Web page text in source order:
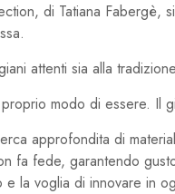
di Tatiana
attenti sia alla
modo di essere. Il
approfondita di
fa fede, garantendo
e la voglia di innovare in